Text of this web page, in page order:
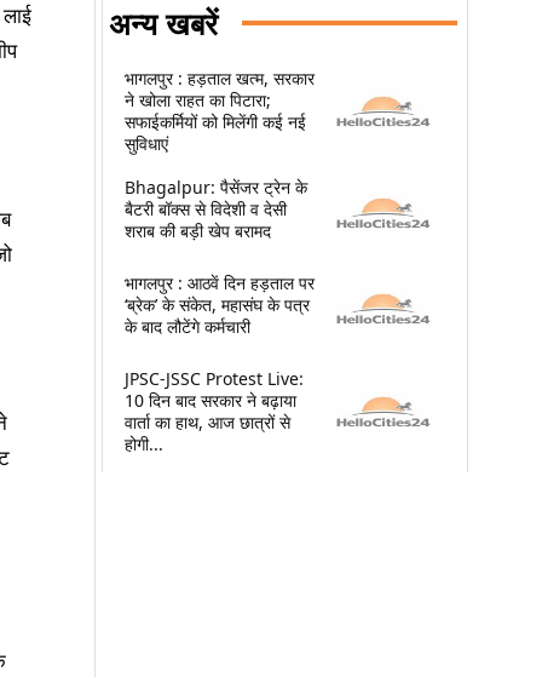
अन्य खबरें
भागलपुर : हड़ताल खत्म, सरकार
ने खोला राहत का पिटारा;
सफाईकर्मियों को मिलेंगी कई नई
सुविधाएं
Bhagalpur: पैसेंजर ट्रेन के
बैटरी बॉक्स से विदेशी व देसी
शराब की बड़ी खेप बरामद
भागलपुर : आठवें दिन हड़ताल पर
‘ब्रेक’ के संकेत, महासंघ के पत्र
के बाद लौटेंगे कर्मचारी
JPSC-JSSC Protest Live:
10 दिन बाद सरकार ने बढ़ाया
वार्ता का हाथ, आज छात्रों से
होगी...